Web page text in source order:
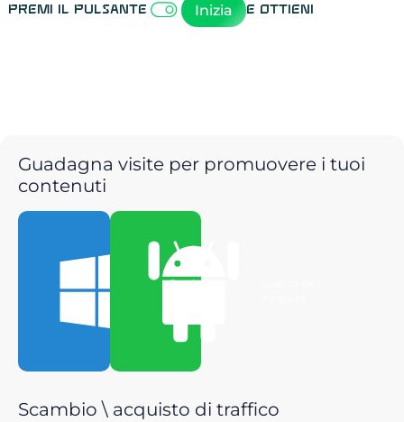
Premi il pulsante Inizia e ottieni
Guadagna visite per promuovere i tuoi
contenuti
Scarica per
Scambio \ acquisto di traffico